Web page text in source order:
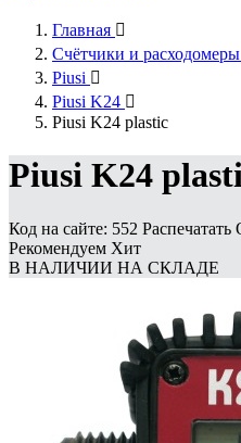
Главная 
Счётчики и
Piusi 
Piusi K24 
Piusi K24 plastic
Piusi K24
Код на сайте: 552 Распечатать
Рекомендуем Хит
В НАЛИЧИИ НА СКЛАДЕ